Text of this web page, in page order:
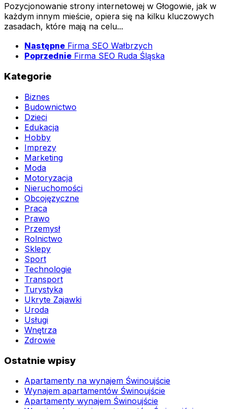
Pozycjonowanie strony internetowej w Głogowie, jak w
każdym innym mieście, opiera się na kilku kluczowych
zasadach, które mają na celu...
Następne Firma SEO Wałbrzych
Poprzednie Firma SEO Ruda Śląska
Kategorie
Biznes
Budownictwo
Dzieci
Edukacja
Hobby
Imprezy
Marketing
Moda
Motoryzacja
Nieruchomości
Obcojęzyczne
Praca
Prawo
Przemysł
Rolnictwo
Sklepy
Sport
Technologie
Transport
Turystyka
Ukryte Zajawki
Uroda
Usługi
Wnętrza
Zdrowie
Ostatnie wpisy
Apartamenty na wynajem Świnoujście
Wynajem apartamentów Świnoujście
Apartamenty wynajem Świnoujście